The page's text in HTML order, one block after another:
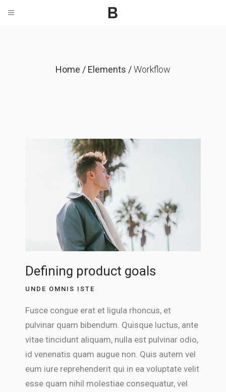
Home / Elements /Workflow
Defining product goals
UNDE OMNIS ISTE
Fusce congue erat et ligula rhoncus, et
pulvinar quam bibendum. Quisque luctus, ante
vitae tincidunt aliquam, nulla est pulvinar odio,
id venenatis quam augue non. Quis autem vel
eum iure reprehenderit qui in ea voluptate velit
esse quam nihil molestiae consequatur, vel